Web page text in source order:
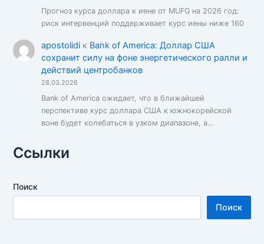
Прогноз курса доллара к иене от MUFG на 2026 год:
риск интервенций поддерживает курс иены ниже 160
apostolidiк Bank of America: Доллар США
сохранит силу на фоне энергетического ралли и
действий центробанков
28.03.2026
Bank of America ожидает, что в ближайшей
перспективе курс доллара США к южнокорейской
воне будет колебаться в узком диапазоне, а…
Ссылки
Поиск
Поиск